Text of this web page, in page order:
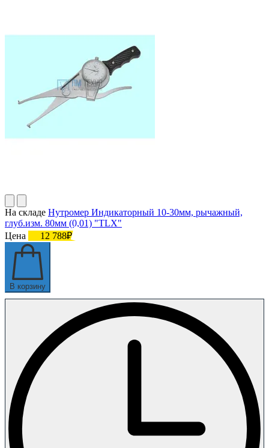
На складе Нутромер Индикаторный 10-30мм, рычажный,
глуб.изм. 80мм (0,01) "TLX"
Цена
12 788₽
В корзину